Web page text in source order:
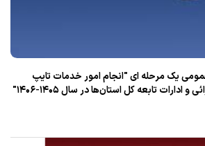
یک مرحله ای "انجام امور خدمات تایپ
ادارات تابعه کل استان‌ها در سال ۱۴۰۵-۱۴۰۶"